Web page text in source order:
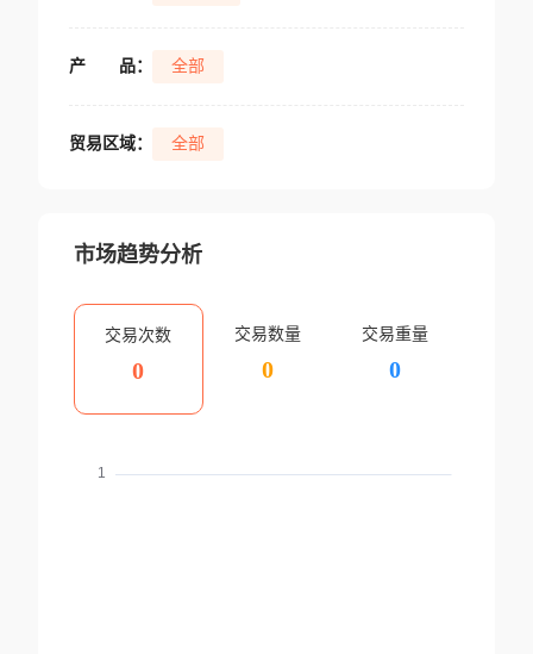
产 品： 全部
贸易区域： 全部
市场趋势分析
交易次数
0
交易数量
0
交易重量
0